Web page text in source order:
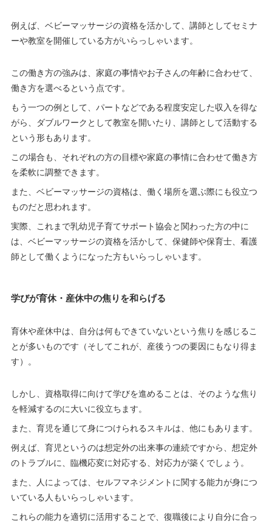
例えば、ベビーマッサージの資格を活かして、講師としてセミナ
ーや教室を開催している方がいらっしゃいます。
この働き方の強みは、家庭の事情やお子さんの年齢に合わせて、
働き方を選べるという点です。
もう一つの例として、パートなどである程度安定した収入を得な
がら、ダブルワークとして教室を開いたり、講師として活動する
という形もあります。
この場合も、それぞれの方の目標や家庭の事情に合わせて働き方
を柔軟に調整できます。
また、ベビーマッサージの資格は、働く場所を選ぶ際にも役立つ
ものだと思われます。
実際、これまで乳幼児子育てサポート協会と関わった方の中に
は、ベビーマッサージの資格を活かして、保健師や保育士、看護
師として働くようになった方もいらっしゃいます。
学びが育休・産休中の焦りを和らげる
育休や産休中は、自分は何もできていないという焦りを感じるこ
とが多いものです（そしてこれが、産後うつの要因にもなり得ま
す）。
しかし、資格取得に向けて学びを進めることは、そのような焦り
を軽減するのに大いに役立ちます。
また、育児を通じて身につけられるスキルは、他にもあります。
例えば、育児というのは想定外の出来事の連続ですから、想定外
のトラブルに、臨機応変に対応する、対応力が築くでしょう。
また、人によっては、セルフマネジメントに関する能力が身につ
いている人もいらっしゃいます。
これらの能力を適切に活用することで、復職後により自分に合っ